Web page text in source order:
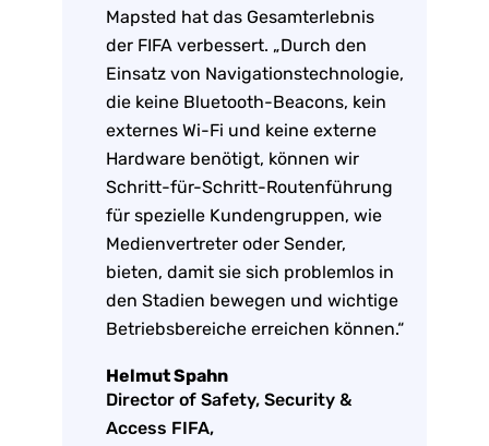
Mapsted hat das Gesamterlebnis
der FIFA verbessert. „Durch den
Einsatz von Navigationstechnologie,
die keine Bluetooth-Beacons, kein
externes Wi-Fi und keine externe
Hardware benötigt, können wir
Schritt-für-Schritt-Routenführung
für spezielle Kundengruppen, wie
Medienvertreter oder Sender,
bieten, damit sie sich problemlos in
den Stadien bewegen und wichtige
Betriebsbereiche erreichen können.“
Helmut Spahn
Director of Safety, Security &
Access FIFA,